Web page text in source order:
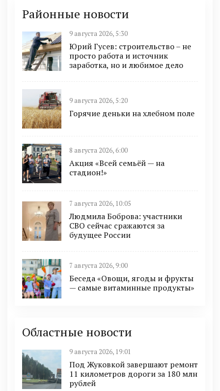
Районные новости
9 августа 2026, 5:30
Юрий Гусев: строительство – не
просто работа и источник
заработка, но и любимое дело
9 августа 2026, 5:20
Горячие деньки на хлебном поле
8 августа 2026, 6:00
Акция «Всей семьёй — на
стадион!»
7 августа 2026, 10:05
Людмила Боброва: участники
СВО сейчас сражаются за
будущее России
7 августа 2026, 9:00
Беседа «Овощи, ягоды и фрукты
— самые витаминные продукты»
Областные новости
9 августа 2026, 19:01
Под Жуковкой завершают ремонт
11 километров дороги за 180 млн
рублей